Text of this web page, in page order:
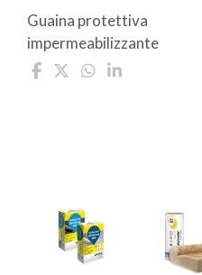
Guaina protettiva
impermeabilizzante